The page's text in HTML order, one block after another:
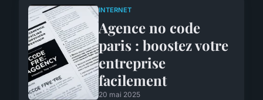
INTERNET
Agence no code
paris : boostez votre
entreprise
facilement
20 mai 2025